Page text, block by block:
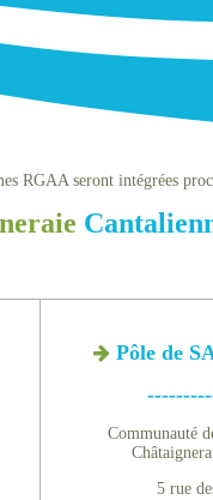
RGAA seront intégrées
Pôle de
Communauté
5 rue